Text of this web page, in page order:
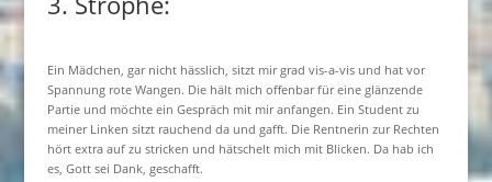
Ein Mädchen, gar nicht hässlich, sitzt mir grad vis-a-vis und hat vor
Spannung rote Wangen. Die hält mich offenbar für eine glänzende
Partie und möchte ein Gespräch mit mir anfangen. Ein Student zu
meiner Linken sitzt rauchend da und gafft. Die Rentnerin zur Rechten
hört extra auf zu stricken und hätschelt mich mit Blicken. Da hab ich
es, Gott sei Dank, geschafft.